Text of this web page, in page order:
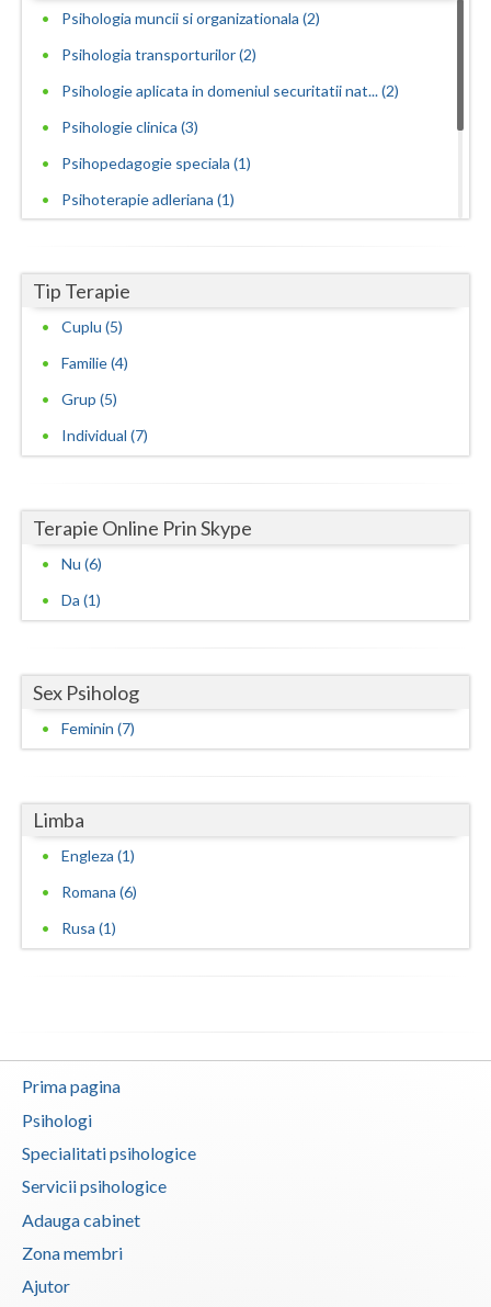
Psihologia muncii si organizationala (2)
Psihologia transporturilor (2)
Psihologie aplicata in domeniul securitatii nat... (2)
Psihologie clinica (3)
Psihopedagogie speciala (1)
Psihoterapie adleriana (1)
Psihoterapie psihodrama clasica (1)
Psihoterapie sistemica de familie si cuplu (1)
Tip Terapie
Cuplu (5)
Familie (4)
Grup (5)
Individual (7)
Terapie Online Prin Skype
Nu (6)
Da (1)
Sex Psiholog
Feminin (7)
Limba
Engleza (1)
Romana (6)
Rusa (1)
Prima pagina
Psihologi
Specialitati psihologice
Servicii psihologice
Adauga cabinet
Zona membri
Ajutor